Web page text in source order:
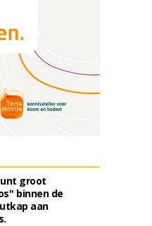
groot
binnen de
aan